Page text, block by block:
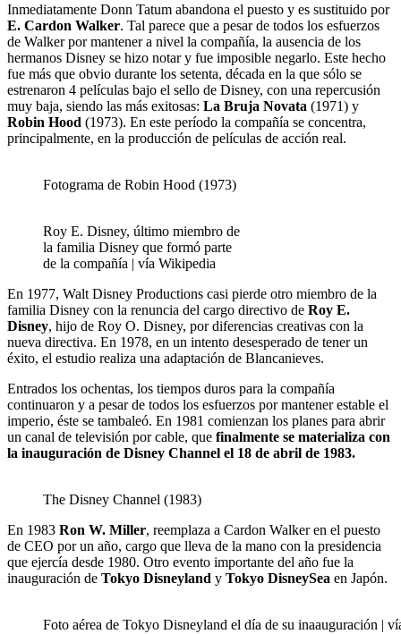
Inmediatamente Donn Tatum abandona el puesto y es sustituido por
E. Cardon Walker. Tal parece que a pesar de todos los esfuerzos
de Walker por mantener a nivel la compañía, la ausencia de los
hermanos Disney se hizo notar y fue imposible negarlo. Este hecho
fue más que obvio durante los setenta, década en la que sólo se
estrenaron 4 películas bajo el sello de Disney, con una repercusión
muy baja, siendo las más exitosas: La Bruja Novata (1971) y
Robin Hood (1973). En este período la compañía se concentra,
principalmente, en la producción de películas de acción real.
Fotograma de Robin Hood (1973)
Roy E. Disney, último miembro de
la familia Disney que formó parte
de la compañía | vía Wikipedia
En 1977, Walt Disney Productions casi pierde otro miembro de la
familia Disney con la renuncia del cargo directivo de Roy E.
Disney, hijo de Roy O. Disney, por diferencias creativas con la
nueva directiva. En 1978, en un intento desesperado de tener un
éxito, el estudio realiza una adaptación de Blancanieves.
Entrados los ochentas, los tiempos duros para la compañía
continuaron y a pesar de todos los esfuerzos por mantener estable el
imperio, éste se tambaleó. En 1981 comienzan los planes para abrir
un canal de televisión por cable, que finalmente se materializa con
la inauguración de Disney Channel el 18 de abril de 1983.
The Disney Channel (1983)
En 1983 Ron W. Miller, reemplaza a Cardon Walker en el puesto
de CEO por un año, cargo que lleva de la mano con la presidencia
que ejercía desde 1980. Otro evento importante del año fue la
inauguración de Tokyo Disneyland y Tokyo DisneySea en Japón.
Foto aérea de Tokyo Disneyland el día de su inaauguración |